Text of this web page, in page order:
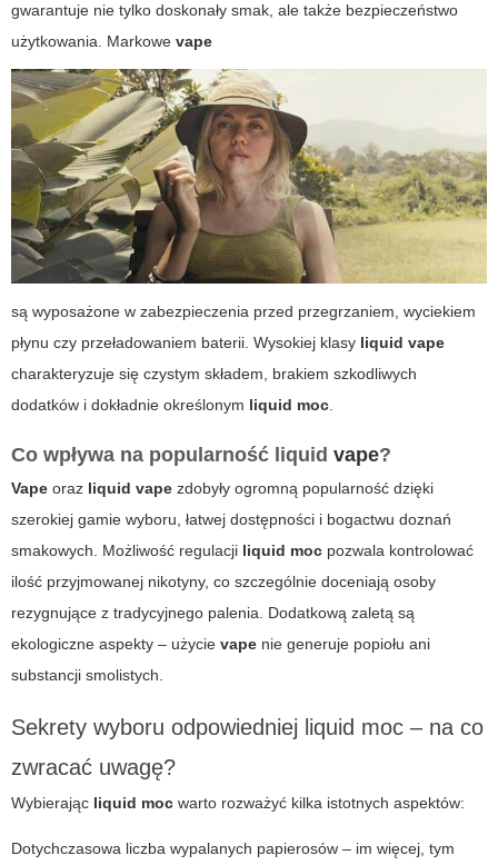
gwarantuje nie tylko doskonały smak, ale także bezpieczeństwo
użytkowania. Markowe vape
są wyposażone w zabezpieczenia przed przegrzaniem, wyciekiem
płynu czy przeładowaniem baterii. Wysokiej klasy liquid vape
charakteryzuje się czystym składem, brakiem szkodliwych
dodatków i dokładnie określonym liquid moc
Co wpływa na popularność liquid vape?
Vape oraz liquid vape zdobyły ogromną popularność dzięki
szerokiej gamie wyboru, łatwej dostępności i bogactwu doznań
smakowych. Możliwość regulacji liquid moc pozwala kontrolować
ilość przyjmowanej nikotyny, co szczególnie doceniają osoby
rezygnujące z tradycyjnego palenia. Dodatkową zaletą są
ekologiczne aspekty – użycie vape nie generuje popiołu ani
substancji smolistych.
Sekrety wyboru odpowiedniej liquid moc – na co
zwracać uwagę?
Wybierając liquid moc warto rozważyć kilka istotnych aspektów:
Dotychczasowa liczba wypalanych papierosów – im więcej, tym